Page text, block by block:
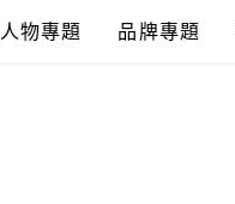
人物專題 品牌專題